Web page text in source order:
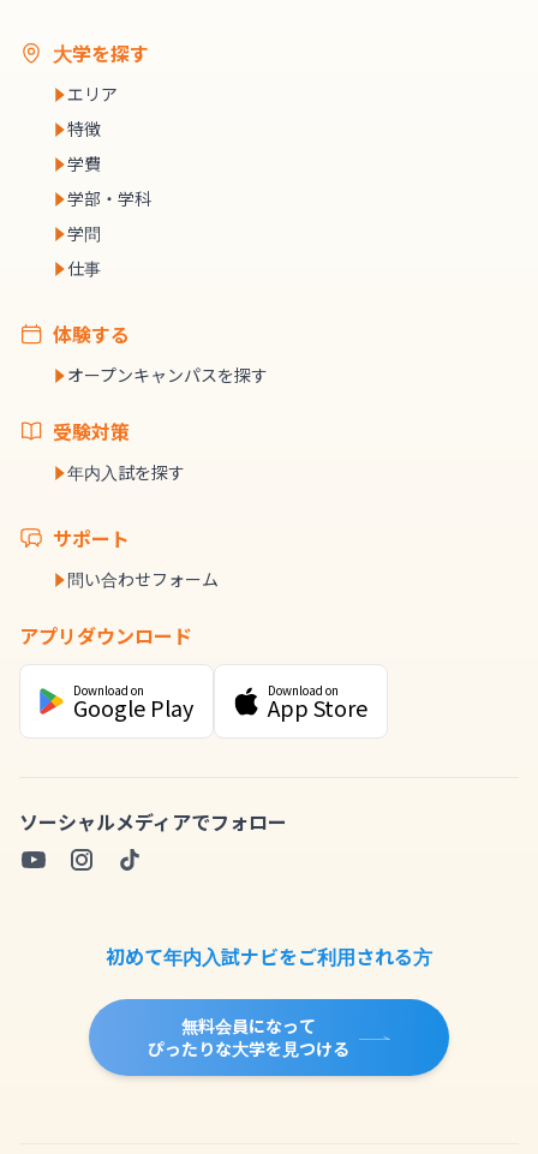
大学を探す
エリア
特徴
学費
学部・学科
学問
仕事
体験する
オープンキャンパスを探す
受験対策
年内入試を探す
サポート
問い合わせフォーム
アプリダウンロード
Download on
Google Play
Download on
App Store
ソーシャルメディアでフォロー
初めて年内入試ナビをご利用される方
無料会員になって
ぴったりな大学を見つける